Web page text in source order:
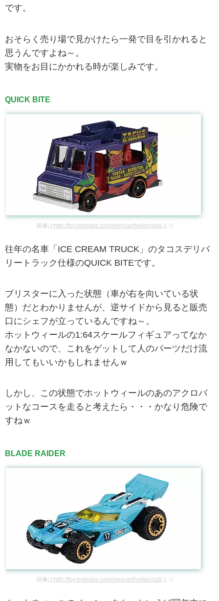
です。
おそらく売り場で見かけたら一発で目を引かれると
思うんですよね～。
実物をお目にかかれる時が楽しみです。
QUICK BITE
画像は http://toy.hobidas.com/minicar/hwfanclub/ より
往年の名車「ICE CREAM TRUCK」のタコスデリバ
リートラック仕様のQUICK BITEです。
ブリスターに入った状態（車が右を向いている状
態）だとわかりませんが、逆サイドから見ると販売
口にシェフが立っているんですね～。
ホットウィールの1:64スケールフィギュアってなか
なかないので、これをゲットして人のパーツだけ流
用してもいいかもしれませんｗ
しかし、この状態でホットウィールのあのアクロバ
ットなコースを走ると考えたら・・・かなり危険で
すねｗ
BLADE RAIDER
画像は http://toy.hobidas.com/minicar/hwfanclub/より